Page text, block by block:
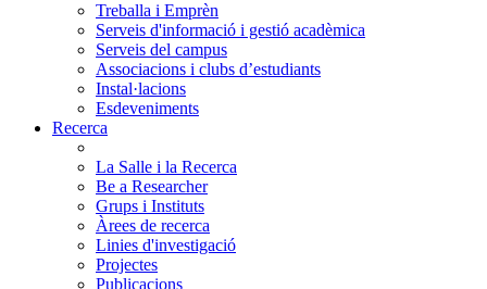
Treballa i Emprèn
Serveis d'informació i gestió acadèmica
Serveis del campus
Associacions i clubs d’estudiants
Instal·lacions
Esdeveniments
Recerca
La Salle i la Recerca
Be a Researcher
Grups i Instituts
Àrees de recerca
Linies d'investigació
Projectes
Publicacions